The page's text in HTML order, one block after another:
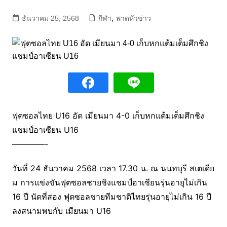
ธันวาคม 25, 2568 กีฬา พาดหัวข่าว
ฟุตซอลไทย U16 อัด เมียนมา 4-0 เก็บหกแต้มเต็มศึกชิง
แชมป์อาเซียน U16
————-
วันที่ 24 ธันวาคม 2568 เวลา 17.30 น. ณ นนทบุรี สเตเดีย
ม การแข่งขันฟุตซอลชายชิงแชมป์อาเซียนรุ่นอายุไม่เกิน
16 ปี นัดที่สอง ฟุตซอลชายทีมชาติไทยรุ่นอายุไม่เกิน 16 ปี
ลงสนามพบกับ เมียนมา U16